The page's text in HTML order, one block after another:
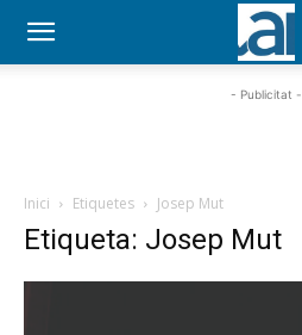
- Publicitat -
Inici Etiquetes Josep Mut
Etiqueta: Josep Mut